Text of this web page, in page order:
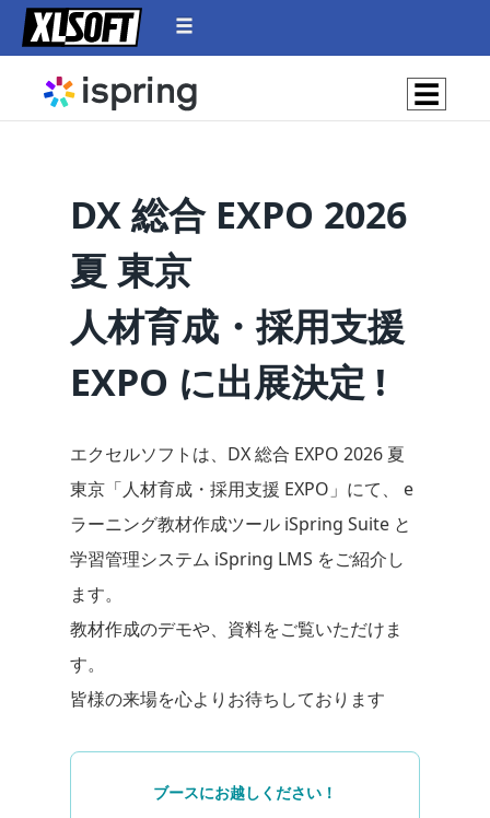
☰
DX 総合 EXPO 2026
夏 東京
人材育成・採用支援
EXPO に出展決定 !
エクセルソフトは、DX 総合 EXPO 2026 夏
東京「人材育成・採用支援 EXPO」にて、 e
ラーニング教材作成ツール iSpring Suite と
学習管理システム iSpring LMS をご紹介し
ます。
教材作成のデモや、資料をご覧いただけま
す。
皆様の来場を心よりお待ちしております
ブースにお越しください！